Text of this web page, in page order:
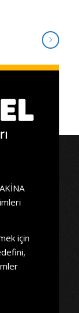
için